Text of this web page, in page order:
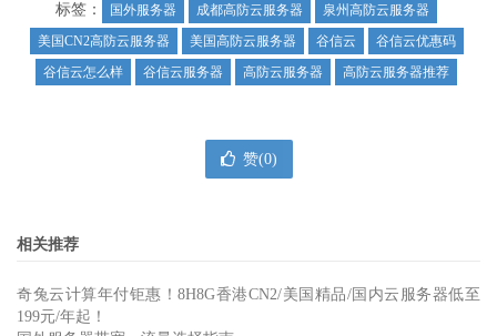
标签： 国外服务器 成都高防云服务器
泉州高防云服务器
美国CN2高防云服务器
美国高防云服务器 谷信云
谷信云优惠码
谷信云怎么样
谷信云服务器 高防云服务器 高防云服务器推荐
赞(0)
相关推荐
奇兔云计算年付钜惠！8H8G香港CN2/美国精品/国内云服务器低至
199元/年起！